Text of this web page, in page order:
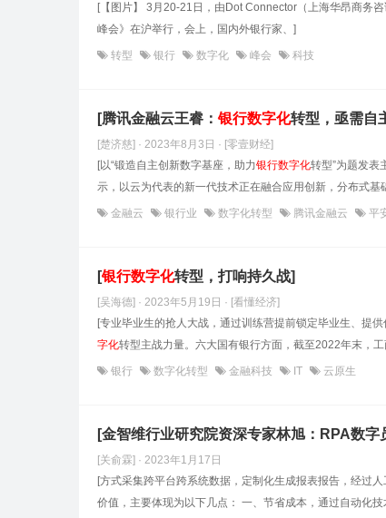
[【图片】 3月20-21日，由Dot Connector（上海华昂商务
峰会》在沪举行，会上，国内外银行家、]
转型 银行 数字化 峰会 科技
[腾讯金融云王睿：银行数字化转型，亟需自
[楚济慈] · 2023年8月3日 · [零壹财经]
[以“锻造自主创新数字基座，助力银行数字化转型”为题发表
示，以云为代表的新一代技术正在融合应用创新，分布式基
金融云 银行业 数字化转型 腾讯金融云 平
[银行数字化转型，打响持久战]
[吴海德] · 2023年5月19日 · [看懂经济]
[专业毕业生的抢人大战，通过训练营提前锁定毕业生、提
字化转型主战力量。六大国有银行方面，截至2022年末，工
银行 数字化转型 金融科技 IT 云原生
[金智维行业研究院资深专家林旭：RPA数字
[关俞霖] · 2023年1月17日
[方式采集跨平台跨系统数据，定制化生成报表报告，经过
价值，主要体现为以下几点： 一、节省成本，通过自动化技